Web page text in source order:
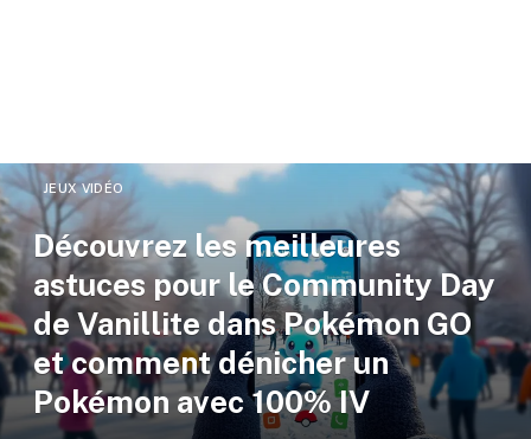
JEUX VIDÉO
Découvrez les meilleures
astuces pour le Community Day
de Vanillite dans Pokémon GO
et comment dénicher un
Pokémon avec 100% IV